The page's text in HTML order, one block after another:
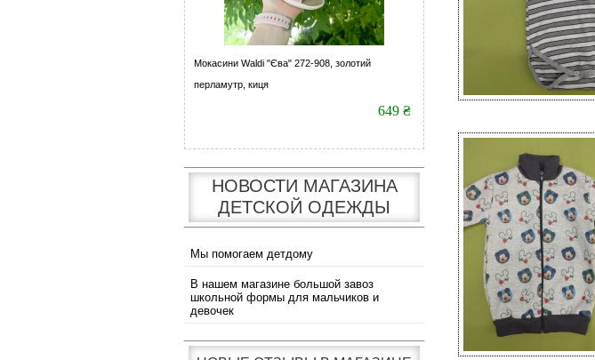
Мокасини Waldi "Єва" 272-908, золотий
перламутр, киця
649 ₴
НОВОСТИ МАГАЗИНА
ДЕТСКОЙ ОДЕЖДЫ
Мы помогаем детдому
В нашем магазине большой завоз
школьной формы для мальчиков и
девочек